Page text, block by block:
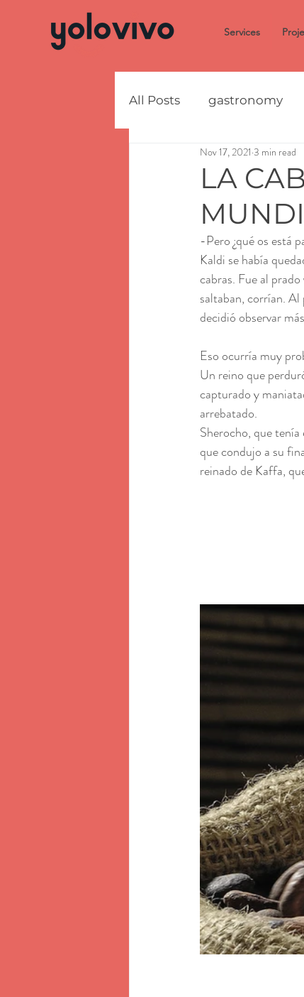
Services
All Posts gastronomy
LA
Nov 17, 2021 3 min read
-Pero ¿qué os está
Kaldi se había
cabras. Fue al
saltaban, corrían. Al
decidió observar
Eso ocurría muy
Un reino que
capturado y
arrebatado.
Sherocho, que
que condujo a su
reinado de Kaffa,